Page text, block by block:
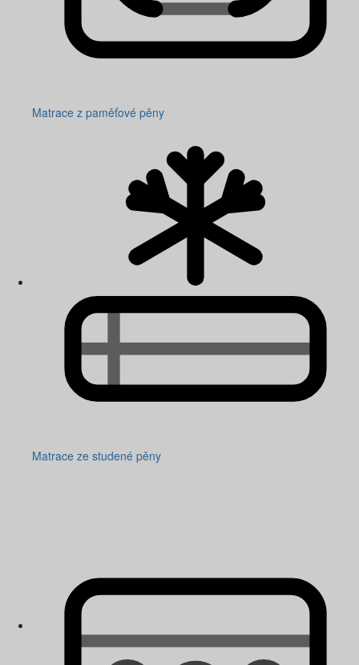
Matrace z paměťové pěny
Matrace ze studené pěny